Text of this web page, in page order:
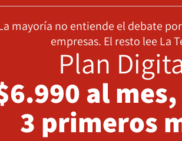
mayoría no entiende el debate
empresas. El resto lee La
Plan
al
3 primeros